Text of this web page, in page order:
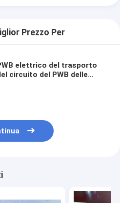
Prezzo Per
elettrico del trasporto
circuito del PWB delle